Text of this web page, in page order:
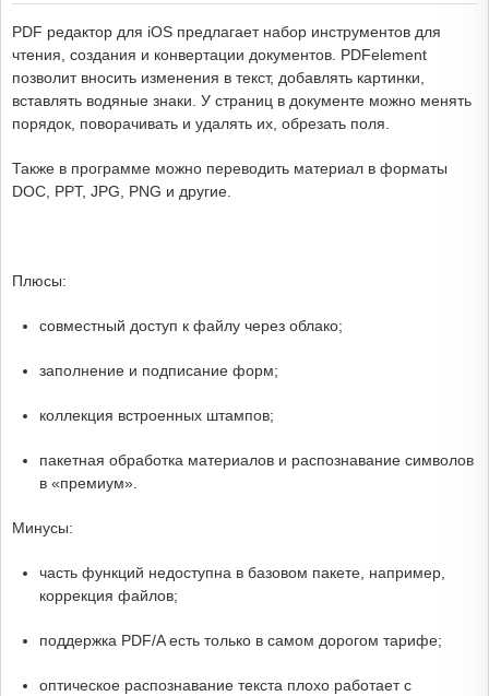
PDF редактор для iOS предлагает набор инструментов для
чтения, создания и конвертации документов. PDFelement
позволит вносить изменения в текст, добавлять картинки,
вставлять водяные знаки. У страниц в документе можно менять
порядок, поворачивать и удалять их, обрезать поля.
Также в программе можно переводить материал в форматы
DOC, PPT, JPG, PNG и другие.
Плюсы:
совместный доступ к файлу через облако;
заполнение и подписание форм;
коллекция встроенных штампов;
пакетная обработка материалов и распознавание символов
в «премиум».
Минусы:
часть функций недоступна в базовом пакете, например,
коррекция файлов;
поддержка PDF/A есть только в самом дорогом тарифе;
оптическое распознавание текста плохо работает с